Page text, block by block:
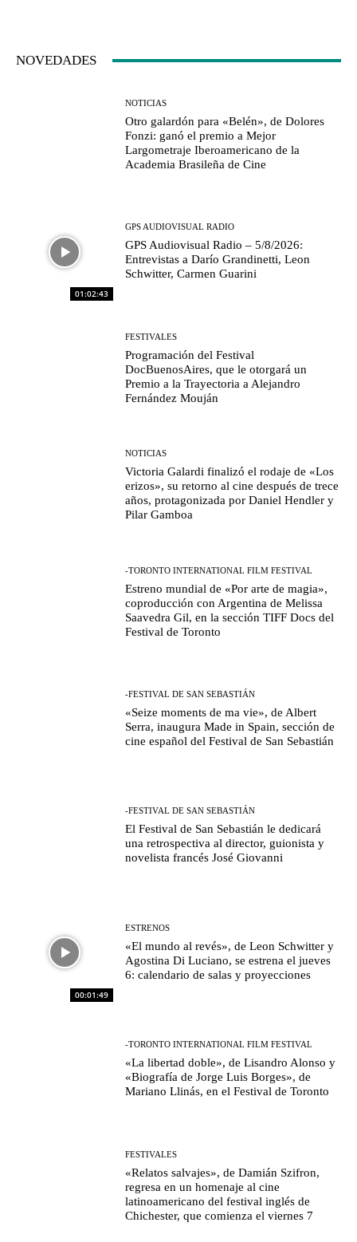
NOVEDADES
NOTICIAS
Otro galardón para «Belén», de Dolores
Fonzi: ganó el premio a Mejor
Largometraje Iberoamericano de la
Academia Brasileña de Cine
01:02:43
GPS AUDIOVISUAL RADIO
GPS Audiovisual Radio – 5/8/2026:
Entrevistas a Darío Grandinetti, Leon
Schwitter, Carmen Guarini
FESTIVALES
Programación del Festival
DocBuenosAires, que le otorgará un
Premio a la Trayectoria a Alejandro
Fernández Mouján
NOTICIAS
Victoria Galardi finalizó el rodaje de «Los
erizos», su retorno al cine después de trece
años, protagonizada por Daniel Hendler y
Pilar Gamboa
-TORONTO INTERNATIONAL FILM FESTIVAL
Estreno mundial de «Por arte de magia»,
coproducción con Argentina de Melissa
Saavedra Gil, en la sección TIFF Docs del
Festival de Toronto
-FESTIVAL DE SAN SEBASTIÁN
«Seize moments de ma vie», de Albert
Serra, inaugura Made in Spain, sección de
cine español del Festival de San Sebastián
-FESTIVAL DE SAN SEBASTIÁN
El Festival de San Sebastián le dedicará
una retrospectiva al director, guionista y
novelista francés José Giovanni
00:01:49
ESTRENOS
«El mundo al revés», de Leon Schwitter y
Agostina Di Luciano, se estrena el jueves
6: calendario de salas y proyecciones
-TORONTO INTERNATIONAL FILM FESTIVAL
«La libertad doble», de Lisandro Alonso y
«Biografía de Jorge Luis Borges», de
Mariano Llinás, en el Festival de Toronto
FESTIVALES
«Relatos salvajes», de Damián Szifron,
regresa en un homenaje al cine
latinoamericano del festival inglés de
Chichester, que comienza el viernes 7